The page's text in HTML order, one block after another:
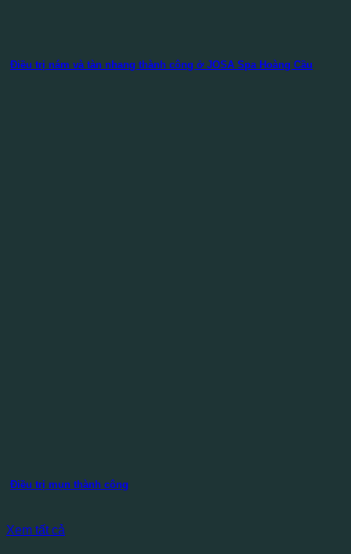
Điều trị nám và tàn nhang thành công ở JOSA Spa Hoàng Cầu
Điều trị mụn thành công
Xem tất cả